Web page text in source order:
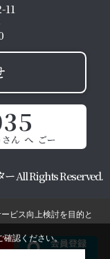
All Rights Reserved.
ビス向上検討を目的と
確認ください。